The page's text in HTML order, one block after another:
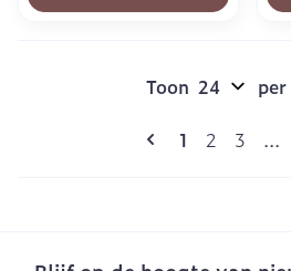
U lees
1 Pagina
2 Pagina
3 ...
Toon